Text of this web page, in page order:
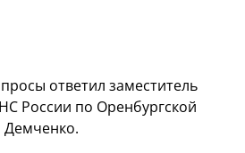
ответил заместитель
России по Оренбургской
Демченко.